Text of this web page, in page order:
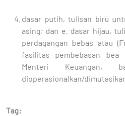
dasar putih, tulisan biru
asing; dan e. dasar hijau,
perdagangan bebas atau
fasilitas pembebasan bea
Menteri Keuangan,
dioperasionalkan/
Tag: